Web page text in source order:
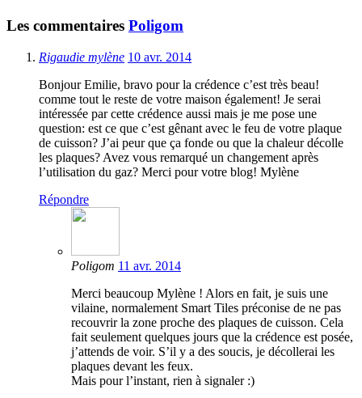
Les commentaires Poligom
Rigaudie mylène 10 avr. 2014
Bonjour Emilie, bravo pour la crédence c’est très beau!
comme tout le reste de votre maison également! Je serai
intéressée par cette crédence aussi mais je me pose une
question: est ce que c’est gênant avec le feu de votre plaque
de cuisson? J’ai peur que ça fonde ou que la chaleur décolle
les plaques? Avez vous remarqué un changement après
l’utilisation du gaz? Merci pour votre blog! Mylène
Répondre
Poligom 11 avr. 2014
Merci beaucoup Mylène ! Alors en fait, je suis une
vilaine, normalement Smart Tiles préconise de ne pas
recouvrir la zone proche des plaques de cuisson. Cela
fait seulement quelques jours que la crédence est posée,
j’attends de voir. S’il y a des soucis, je décollerai les
plaques devant les feux.
Mais pour l’instant, rien à signaler :)